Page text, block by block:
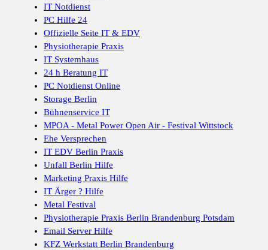
IT Notdienst
PC Hilfe 24
Offizielle Seite IT & EDV
Physiotherapie Praxis
IT Systemhaus
24 h Beratung IT
PC Notdienst Online
Storage Berlin
Bühnenservice IT
MPOA - Metal Power Open Air - Festival Wittstock
Ehe Versprechen
IT EDV Berlin Praxis
Unfall Berlin Hilfe
Marketing Praxis Hilfe
IT Ärger ? Hilfe
Metal Festival
Physiotherapie Praxis Berlin Brandenburg Potsdam
Email Server Hilfe
KFZ Werkstatt Berlin Brandenburg